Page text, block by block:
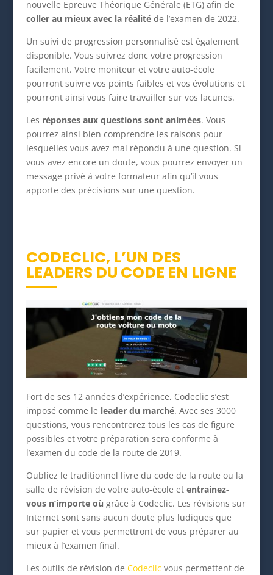
nouvelle Epreuve Théorique Générale (ETG) afin de
coller au mieux avec la réalitéde l’examen de 2022.
Un suivi de progression personnalisé est également
disponible. Vous suivrez donc votre progression
facilement. Votre moniteur et votre auto-école
pourront suivre vos points faibles et vos évolutions et
pourront ainsi vous faire travailler sur vos lacunes.
Les réponses aux questions sont animées. Vous
pourrez ainsi bien comprendre les raisons pour
lesquelles vous avez mal répondu à une question. Si
vous avez encore un doute, vous pourrez envoyer un
message privé à votre formateur afin qu’il vous
apporte des précisions sur une question.
CODECLIC, L’UN DES
LEADERS DU CODE EN LIGNE
Fort de ses 12 années d’expérience, Codeclic s’est
imposé comme le leader du marché. Avec ses 3000
questions, vous rencontrerez tous les cas de figure
possibles et votre préparation sera conforme à
l’examen du code de la route de 2019.
Oubliez le traditionnel livre du code de la route ou la
salle de révision de votre auto-école et entrainez-
vous n’importe où grâce à Codeclic. Les révisions sur
Internet sont sans aucun doute plus ludiques que
sur papier et vous permettront de vous préparer au
mieux à l’examen final.
Les outils de révision de Codeclic vous permettent de